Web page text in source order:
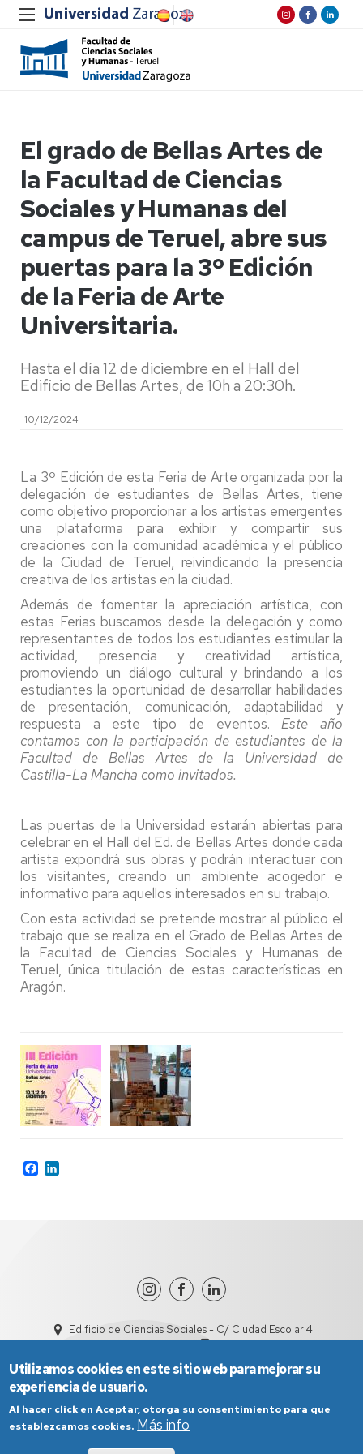
El grado de Bellas Artes de
la Facultad de Ciencias
Sociales y Humanas del
campus de Teruel, abre sus
puertas para la 3º Edición
de la Feria de Arte
Universitaria.
Hasta el día 12 de diciembre en el Hall del
Edificio de Bellas Artes, de 10h a 20:30h.
10/12/2024
La 3º Edición de esta Feria de Arte organizada por la
delegación de estudiantes de Bellas Artes, tiene
como objetivo proporcionar a los artistas emergentes
una plataforma para exhibir y compartir sus
creaciones con la comunidad académica y el público
de la Ciudad de Teruel, reivindicando la presencia
creativa de los artistas en la ciudad.
Además de fomentar la apreciación artística, con
estas Ferias buscamos desde la delegación y como
representantes de todos los estudiantes estimular la
actividad, presencia y creatividad artística,
promoviendo un diálogo cultural y brindando a los
estudiantes la oportunidad de desarrollar habilidades
de presentación, comunicación, adaptabilidad y
respuesta a este tipo de eventos.Este año
contamos con la participación de estudiantes de la
Facultad de Bellas Artes de la Universidad de
Castilla-La Mancha como invitados.
Las puertas de la Universidad estarán abiertas para
celebrar en el Hall del Ed. de Bellas Artes donde cada
artista expondrá sus obras y podrán interactuar con
los visitantes, creando un ambiente acogedor e
informativo para aquellos interesados en su trabajo.
Con esta actividad se pretende mostrar al público el
trabajo que se realiza en el Grado de Bellas Artes de
la Facultad de Ciencias Sociales y Humanas de
Teruel, única titulación de estas características en
Aragón.
Facebook
Edificio de Ciencias Sociales - C/ Ciudad Escolar 4
Utilizamos cookies en este sitio web para mejorar su
experiencia de usuario.
Al hacer click en Aceptar, otorga su consentimiento para que
establezcamos cookies. Más info